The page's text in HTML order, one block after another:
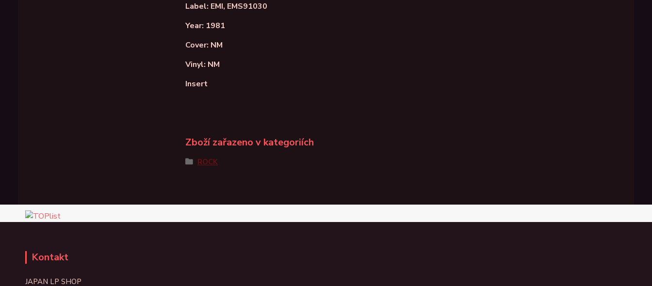
Label: EMI, EMS91030
Year: 1981
Cover: NM
Vinyl: NM
Insert
Zboží zařazeno v kategoriích
ROCK
Kontakt
JAPAN LP SHOP